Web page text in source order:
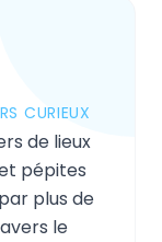
CURIEUX
de lieux
pépites
plus de
le